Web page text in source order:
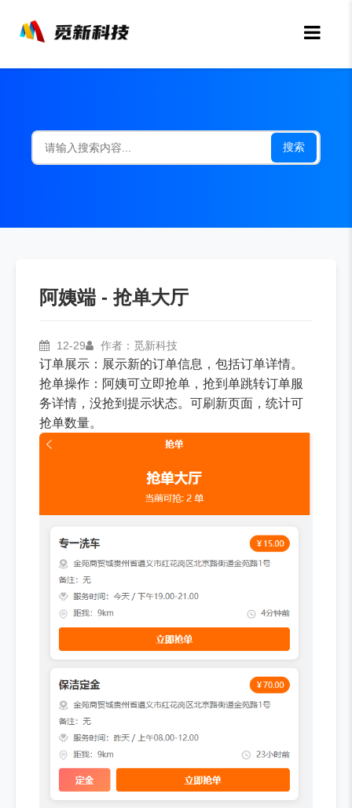
搜索
阿姨端 - 抢单大厅
12-29 作者：觅新科技
订单展示：展示新的订单信息，包括订单详情。
抢单操作：阿姨可立即抢单，抢到单跳转订单服
务详情，没抢到提示状态。可刷新页面，统计可
抢单数量。